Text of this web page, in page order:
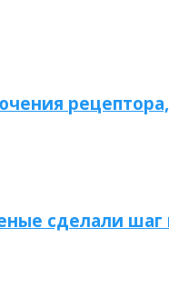
сделали шаг